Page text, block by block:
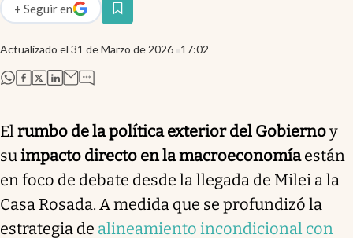
Actualizado el 31 de Marzo de 2026 17:02
+ Seguiren
abre en nueva pestaña
abre en nueva pestaña
abre en nueva pestaña
abre en nueva pestaña
abre en nueva pestaña
Elrumbo de la política exterior del Gobiernoy
suimpacto directo en la macroeconomíaestán
en foco de debate desde la llegada de Milei a la
Casa Rosada. A medida que se profundizó la
estrategia de alineamiento incondicional con